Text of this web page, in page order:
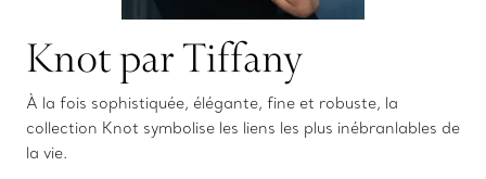
Knot par Tiffany
À la fois sophistiquée, élégante, fine et robuste, la
collection Knot symbolise les liens les plus inébranlables de
la vie.